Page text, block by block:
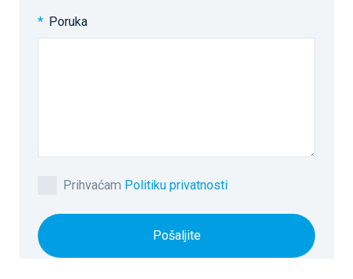
Poruka
Prihvaćam Politiku privatnosti
Pošaljite